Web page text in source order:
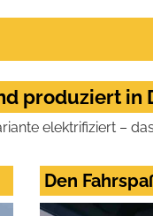
produziert in
elektrifiziert –
Den